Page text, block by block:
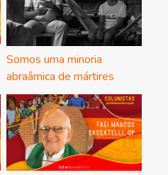
Somos uma minoria
abraâmica de mártires